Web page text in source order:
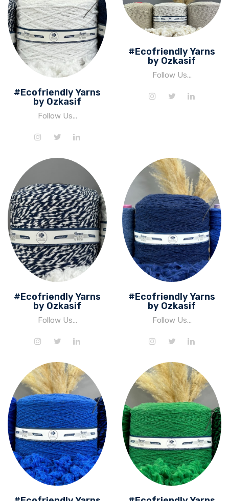
#Ecofriendly Yarns
by Ozkasif
Follow Us...
#Ecofriendly Yarns
by Ozkasif
Follow Us...
#Ecofriendly Yarns
by Ozkasif
Follow Us...
#Ecofriendly Yarns
by Ozkasif
Follow Us...